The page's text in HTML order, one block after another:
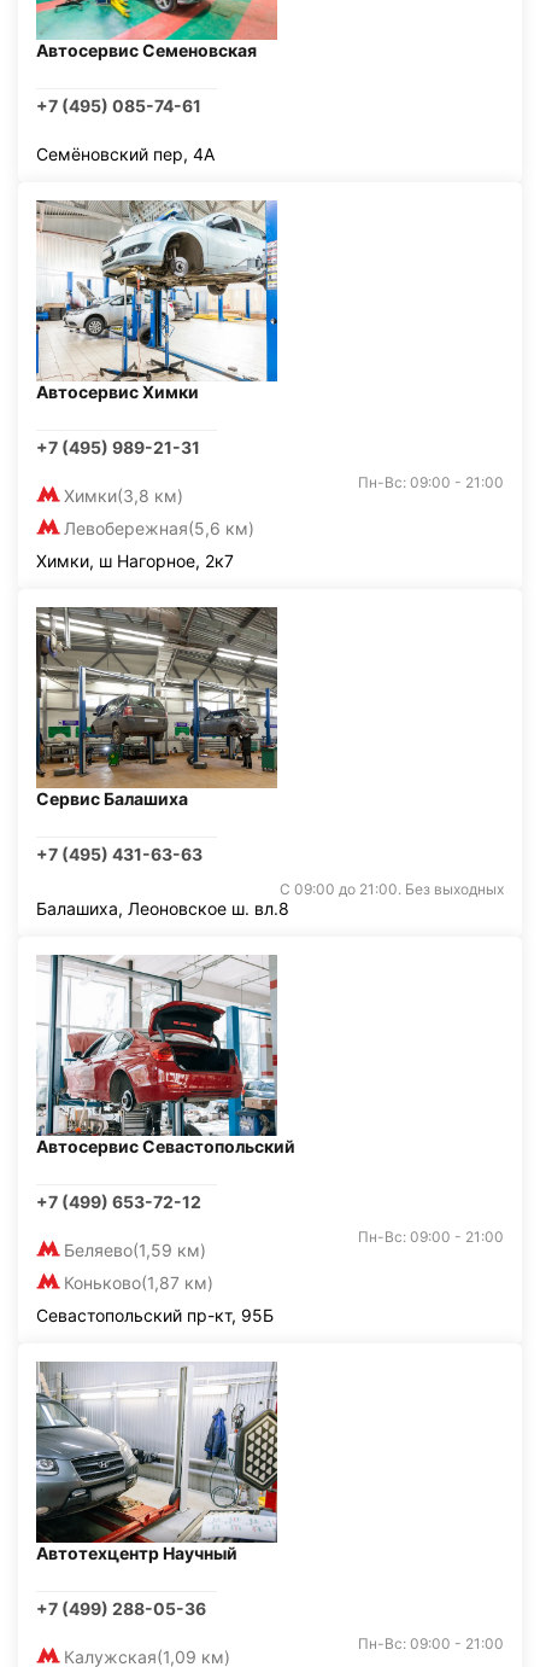
Автосервис Семеновская
+7 (495) 085-74-61
Семёновский пер, 4А
Автосервис Химки
+7 (495) 989-21-31
Химки(3,8 км)
Левобережная(5,6 км)
Пн-Вс: 09:00 - 21:00
Химки, ш Нагорное, 2к7
Сервис Балашиха
+7 (495) 431-63-63
С 09:00 до 21:00. Без выходных
Балашиха, Леоновское ш. вл.8
Автосервис Севастопольский
+7 (499) 653-72-12
Беляево(1,59 км)
Коньково(1,87 км)
Пн-Вс: 09:00 - 21:00
Севастопольский пр-кт, 95Б
Автотехцентр Научный
+7 (499) 288-05-36
Калужская(1,09 км)
Пн-Вс: 09:00 - 21:00